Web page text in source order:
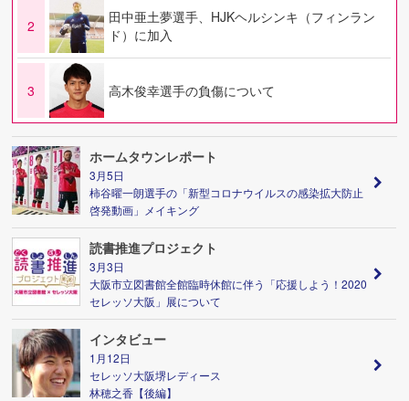
2
田中亜土夢選手、HJKヘルシンキ（フィンラン
ド）に加入
3 高木俊幸選手の負傷について
ホームタウンレポート
3月5日
柿谷曜一朗選手の「新型コロナウイルスの感染拡大防止
啓発動画」メイキング
読書推進プロジェクト
3月3日
大阪市立図書館全館臨時休館に伴う「応援しよう！2020
セレッソ大阪」展について
インタビュー
1月12日
セレッソ大阪堺レディース
林穂之香【後編】